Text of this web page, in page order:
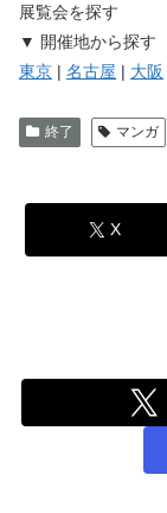
展覧会を探す
▼ 開催地から探す
東京 | 名古屋 | 大阪
終了 マンガ
X